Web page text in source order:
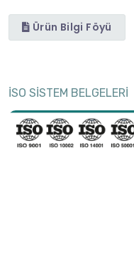
Ürün Bilgi Föyü
İSO SİSTEM BELGELERİ